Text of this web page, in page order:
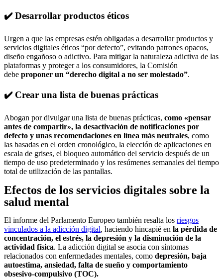
✔️ Desarrollar productos éticos
Urgen a que las empresas estén obligadas a desarrollar productos y
servicios digitales éticos “por defecto”, evitando patrones opacos,
diseño engañoso o adictivo. Para mitigar la naturaleza adictiva de las
plataformas y proteger a los consumidores, la Comisión
debe proponer un “derecho digital a no ser molestado”.
✔️ Crear una lista de buenas prácticas
Abogan por divulgar una lista de buenas prácticas, como «pensar
antes de compartir», la desactivación de notificaciones por
defecto y unas recomendaciones en línea más neutrales, como
las basadas en el orden cronológico, la elección de aplicaciones en
escala de grises, el bloqueo automático del servicio después de un
tiempo de uso predeterminado y los resúmenes semanales del tiempo
total de utilización de las pantallas.
Efectos de los servicios digitales sobre la
salud mental
El informe del Parlamento Europeo también resalta los riesgos
vinculados a la adicción digital, haciendo hincapié en la pérdida de
concentración, el estrés, la depresión y la disminución de la
actividad física. La adicción digital se asocia con síntomas
relacionados con enfermedades mentales, como depresión, baja
autoestima, ansiedad, falta de sueño y comportamiento
obsesivo-compulsivo (TOC).